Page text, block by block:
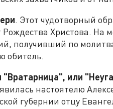
. Этот чудотворный
Рождества Христова. На
получивший по
обитель.
или
настоятелю
губернии отцу